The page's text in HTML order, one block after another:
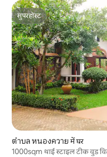
सुपरहोस्ट
सुपरहोस्ट
ตำบล หนองควาย में घर
1000sqm थाई स्टाइल टीक वुड